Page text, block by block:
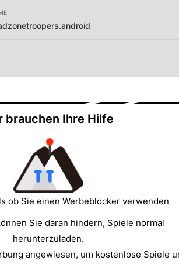
brauchen Ihre Hilfe
ob Sie einen Werbeblocker verwenden
Sie daran hindern, Spiele normal
herunterzuladen.
angewiesen, um kostenlose Spiele